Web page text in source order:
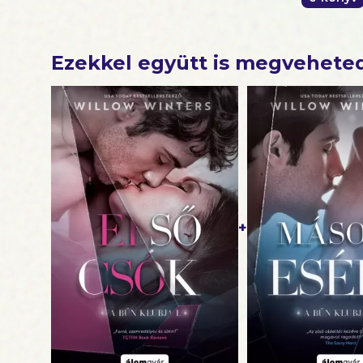
Ezekkel együtt is
+